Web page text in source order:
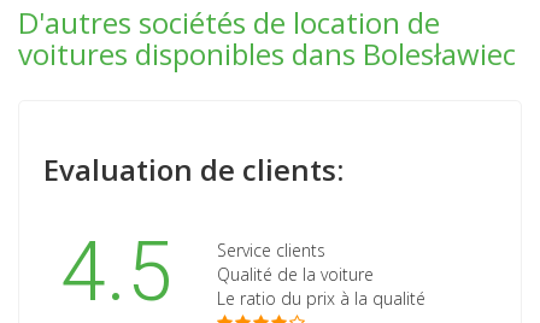
D'autres sociétés de location de
voitures disponibles dans Bolesławiec
Evaluation de clients:
4.5
Service clients
Qualité de la voiture
Le ratio du prix à la qualité